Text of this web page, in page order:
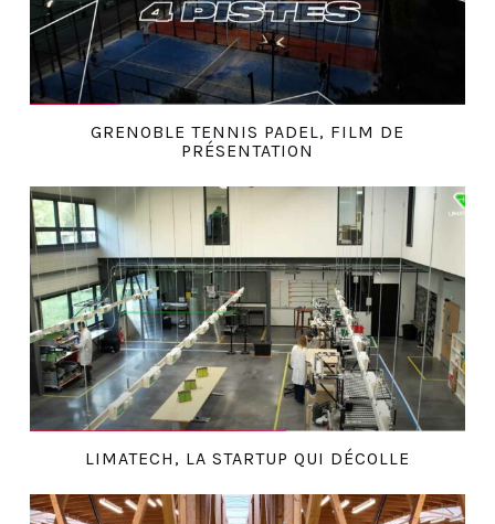
GRENOBLE TENNIS PADEL, FILM DE
PRÉSENTATION
LIMATECH, LA STARTUP QUI DÉCOLLE